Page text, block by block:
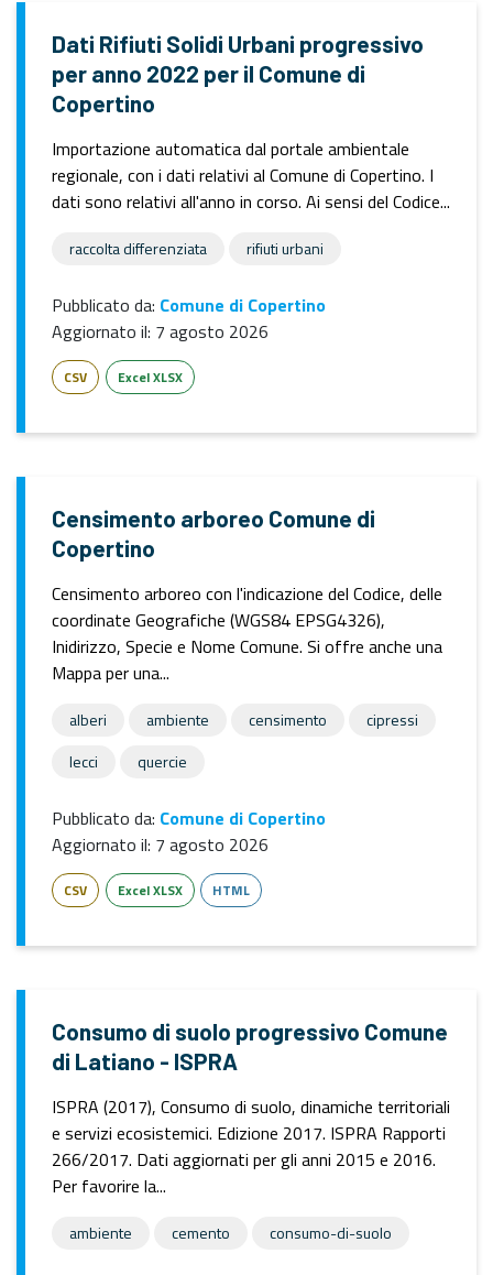
Dati Rifiuti Solidi Urbani progressivo
per anno 2022 per il Comune di
Copertino
Importazione automatica dal portale ambientale
regionale, con i dati relativi al Comune di Copertino. I
dati sono relativi all'anno in corso. Ai sensi del Codice...
raccolta differenziata rifiuti urbani
Pubblicato da: Comune di Copertino
Aggiornato il: 7 agosto 2026
CSV Excel XLSX
Censimento arboreo Comune di
Copertino
Censimento arboreo con l'indicazione del Codice, delle
coordinate Geografiche (WGS84 EPSG4326),
Inidirizzo, Specie e Nome Comune. Si offre anche una
Mappa per una...
alberi ambiente censimento
cipressi
lecci
quercie
Pubblicato da: Comune di Copertino
Aggiornato il: 7 agosto 2026
CSV Excel XLSX HTML
Consumo di suolo progressivo Comune
di Latiano - ISPRA
ISPRA (2017), Consumo di suolo, dinamiche territoriali
e servizi ecosistemici. Edizione 2017. ISPRA Rapporti
266/2017. Dati aggiornati per gli anni 2015 e 2016.
Per favorire la...
ambiente cemento consumo-di-suolo